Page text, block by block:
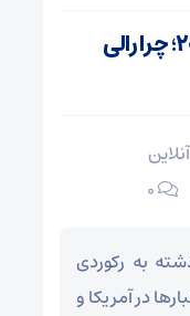
پیش‌بینی قیمت مس در ۲۰۲۶؛ چرا رالی
۰
به رکوردی
در آمریکا و